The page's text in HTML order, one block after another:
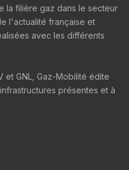
la filière gaz dans le secteur
l'actualité française et
avec les différents
et GNL, Gaz-Mobilité édite
présentes et à